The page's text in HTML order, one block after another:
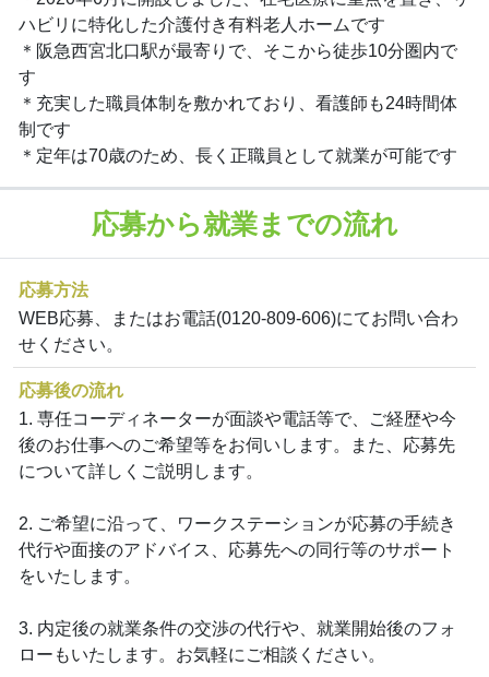
ハビリに特化した介護付き有料老人ホームです
＊阪急西宮北口駅が最寄りで、そこから徒歩10分圏内で
す
＊充実した職員体制を敷かれており、看護師も24時間体
制です
＊定年は70歳のため、長く正職員として就業が可能です
応募から就業までの流れ
応募方法
WEB応募、またはお電話(0120-809-606)にてお問い合わ
せください。
応募後の流れ
1. 専任コーディネーターが面談や電話等で、ご経歴や今
後のお仕事へのご希望等をお伺いします。また、応募先
について詳しくご説明します。
2. ご希望に沿って、ワークステーションが応募の手続き
代行や面接のアドバイス、応募先への同行等のサポート
をいたします。
3. 内定後の就業条件の交渉の代行や、就業開始後のフォ
ローもいたします。お気軽にご相談ください。